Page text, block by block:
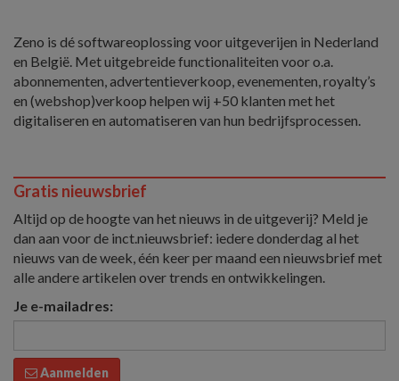
Zeno is dé softwareoplossing voor uitgeverijen in Nederland
en België. Met uitgebreide functionaliteiten voor o.a.
abonnementen, advertentieverkoop, evenementen, royalty’s
en (webshop)verkoop helpen wij +50 klanten met het
digitaliseren en automatiseren van hun bedrijfsprocessen.
Gratis nieuwsbrief
Altijd op de hoogte van het nieuws in de uitgeverij? Meld je
dan aan voor de inct.nieuwsbrief: iedere donderdag al het
nieuws van de week, één keer per maand een nieuwsbrief met
alle andere artikelen over trends en ontwikkelingen.
Je e-mailadres:
Aanmelden